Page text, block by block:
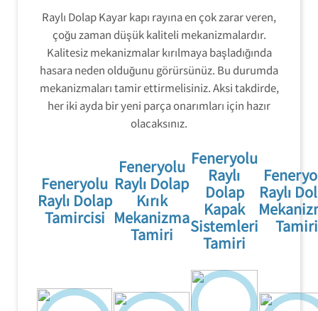
Raylı Dolap Kayar kapı rayına en çok zarar veren,
çoğu zaman düşük kaliteli mekanizmalardır.
Kalitesiz mekanizmalar kırılmaya başladığında
hasara neden olduğunu görürsünüz. Bu durumda
mekanizmaları tamir ettirmelisiniz. Aksi takdirde,
her iki ayda bir yeni parça onarımları için hazır
olacaksınız.
Feneryolu
Raylı Dolap
Tamircisi
Feneryolu
Raylı Dolap
Kırık
Mekanizma
Tamiri
Feneryolu
Raylı
Dolap
Kapak
Sistemleri
Tamiri
Raylı
Tamiri